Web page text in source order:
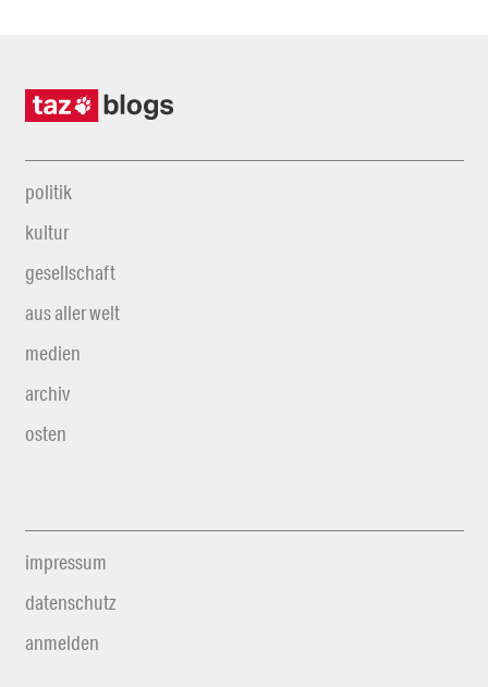
politik
kultur
gesellschaft
aus aller welt
medien
archiv
osten
impressum
datenschutz
anmelden